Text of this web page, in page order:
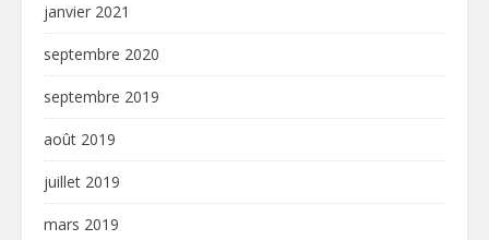
janvier 2021
septembre 2020
septembre 2019
août 2019
juillet 2019
mars 2019